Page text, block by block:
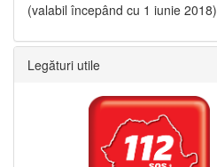
(valabil începând cu 1 iunie 2018)
Legături utile